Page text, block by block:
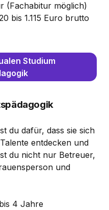
(Fachabitur möglich)
bis 1.115 Euro brutto
Studium
du dafür, dass sie sich
entdecken und
du nicht nur Betreuer,
und
4 Jahre